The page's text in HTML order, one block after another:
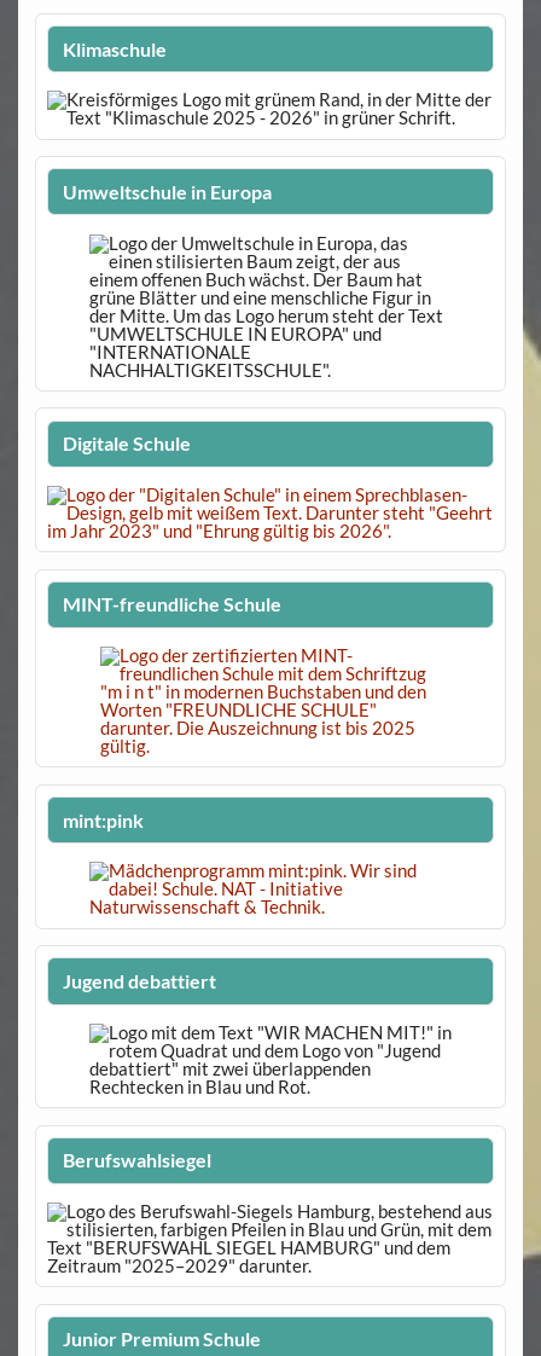
Klimaschule
Umweltschule in Europa
Digitale Schule
MINT-freundliche Schule
mint:pink
Jugend debattiert
Berufswahlsiegel
Junior Premium Schule